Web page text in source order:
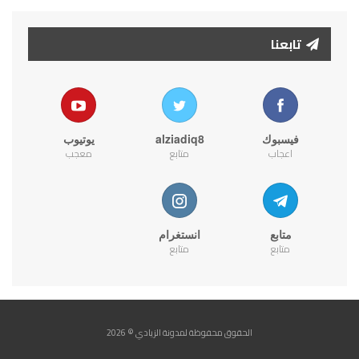
تابعنا
فيسبوك
اعجاب
alziadiq8
متابع
يوتيوب
معجب
متابع
متابع
انستغرام
متابع
الحقوق محفوظة لمدونة الزيادي © 2026